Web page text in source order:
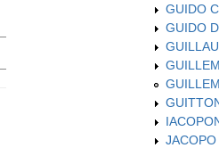
GUIDO
GUIDO